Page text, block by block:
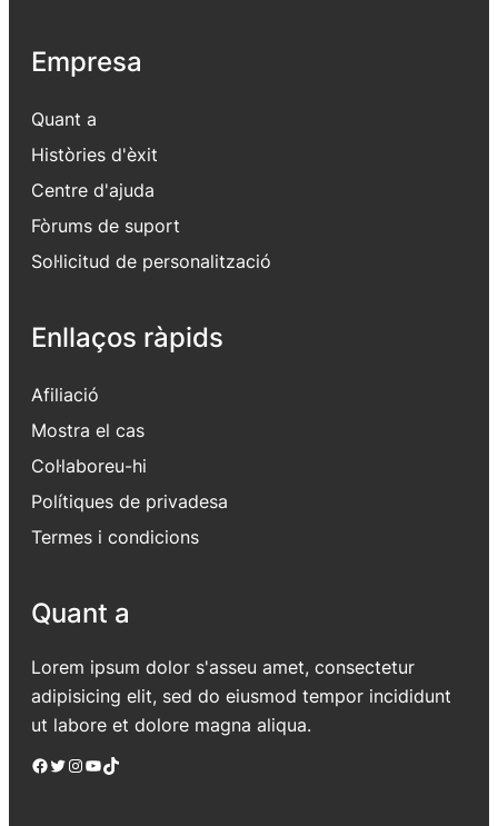
Empresa
Quant a
Històries d'èxit
Centre d'ajuda
Fòrums de suport
Sol·licitud de personalització
Enllaços ràpids
Afiliació
Mostra el cas
Col·laboreu-hi
Polítiques de privadesa
Termes i condicions
Quant a
Lorem ipsum dolor s'asseu amet, consectetur
adipisicing elit, sed do eiusmod tempor incididunt
ut labore et dolore magna aliqua.
Facebook Twitter Instagram YouTube TikTok